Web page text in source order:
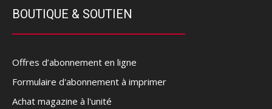
BOUTIQUE & SOUTIEN
Offres d’abonnement en ligne
Formulaire d'abonnement à imprimer
Achat magazine à l'unité